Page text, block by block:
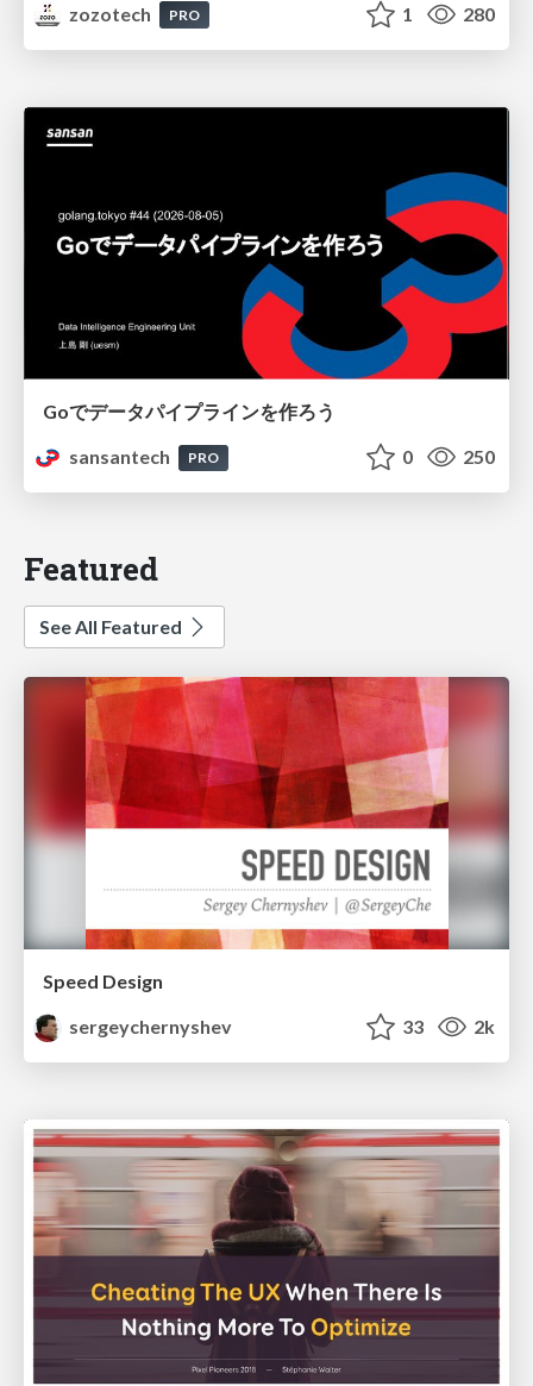
zozotech
PRO 1 280
Goでデータパイプラインを作ろう
sansantech
PRO 0 250
Featured
See All Featured
Speed Design
sergeychernyshev
33 2k